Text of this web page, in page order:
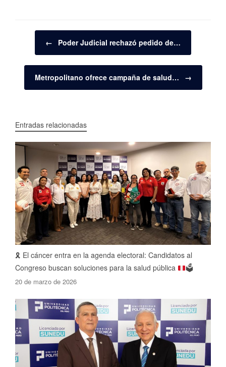
Navegador de artículos
← Poder Judicial rechazó pedido de…
Metropolitano ofrece campaña de salud… →
Entradas relacionadas
🎗️ El cáncer entra en la agenda electoral: Candidatos al
Congreso buscan soluciones para la salud pública
🗳️
20 de marzo de 2026